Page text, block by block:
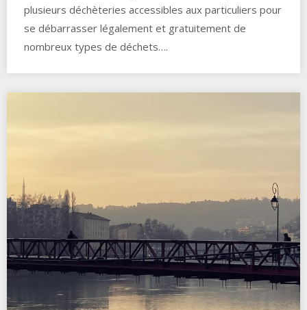
plusieurs déchèteries accessibles aux particuliers pour
se débarrasser légalement et gratuitement de
nombreux types de déchets….